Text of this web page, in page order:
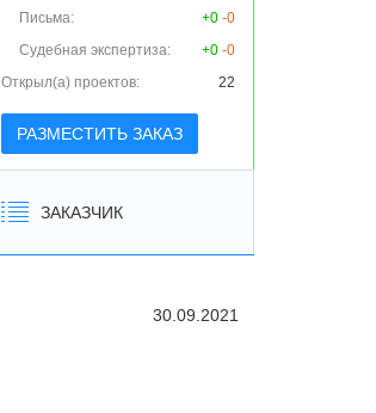
Письма:
+0 -0
Судебная экспертиза:
+0 -0
Открыл(а) проектов:
22
РАЗМЕСТИТЬ ЗАКАЗ
ЗАКАЗЧИК
30.09.2021